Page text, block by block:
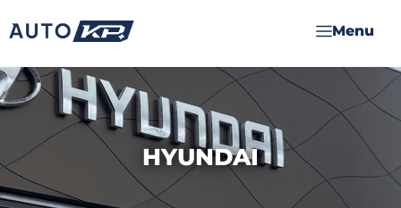
HYUNDAI